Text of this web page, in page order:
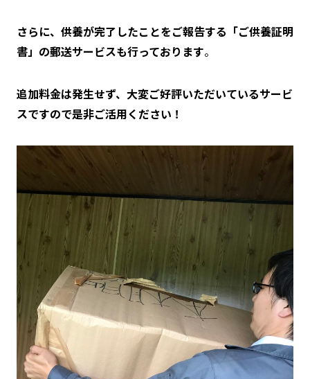
さらに、供養が完了したことをご報告する「ご供養証明
書」の郵送サービスも行っております。
追加料金は発生せず、大変ご好評いただいているサービ
スですので是非ご活用ください！